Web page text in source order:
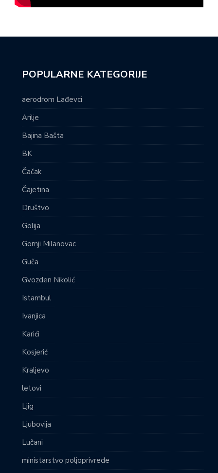
POPULARNE KATEGORIJE
aerodrom Lađevci
Arilje
Bajina Bašta
BK
Čačak
Čajetina
Društvo
Golija
Gornji Milanovac
Guča
Gvozden Nikolić
Istambul
Ivanjica
Karići
Kosjerić
Kraljevo
letovi
Ljig
Ljubovija
Lučani
ministarstvo poljoprivrede